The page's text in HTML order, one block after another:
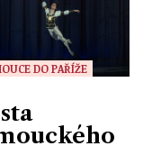
DO PAŘÍŽE